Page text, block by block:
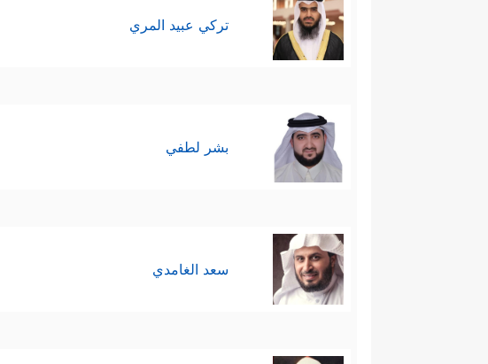
تركي عبيد المري
بشر لطفي
سعد الغامدي